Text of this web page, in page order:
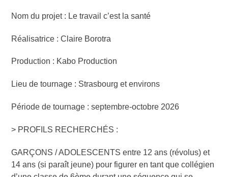
Nom du projet : Le travail c’est la santé
Réalisatrice : Claire Borotra
Production : Kabo Production
Lieu de tournage : Strasbourg et environs
Période de tournage : septembre-octobre 2026
> PROFILS RECHERCHÉS :
GARÇONS / ADOLESCENTS entre 12 ans (révolus) et
14 ans (si paraît jeune) pour figurer en tant que collégien